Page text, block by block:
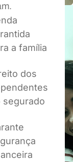
a família
dos
segurado